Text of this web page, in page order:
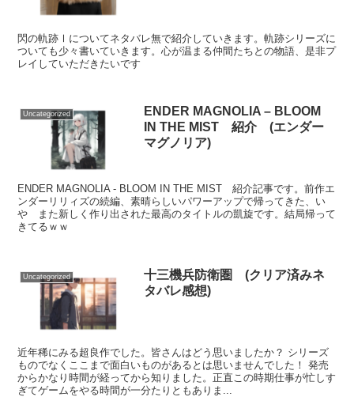
閃の軌跡Ⅰについてネタバレ無で紹介していきます。軌跡シリーズに
ついても少々書いていきます。心が温まる仲間たちとの物語、是非プ
レイしていただきたいです
Uncategorized
ENDER MAGNOLIA – BLOOM
IN THE MIST 紹介 (エンダー
マグノリア)
ENDER MAGNOLIA - BLOOM IN THE MIST 紹介記事です。前作エ
ンダーリリィズの続編、素晴らしいパワーアップで帰ってきた、い
や また新しく作り出された最高のタイトルの凱旋です。結局帰って
きてるｗｗ
Uncategorized
十三機兵防衛圏 (クリア済みネ
タバレ感想)
近年稀にみる超良作でした。皆さんはどう思いましたか？ シリーズ
ものでなくここまで面白いものがあるとは思いませんでした！ 発売
からかなり時間が経ってから知りました。正直この時期仕事が忙しす
ぎてゲームをやる時間が一分たりともありま...